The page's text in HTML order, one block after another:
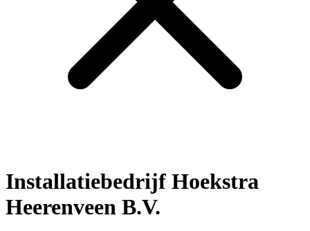
Installatiebedrijf Hoekstra
Heerenveen B.V.